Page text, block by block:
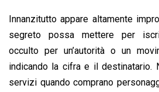
Innanzitutto appare altamente
segreto possa mettere per
occulto per un’autorità o un
indicando la cifra e il destinatario.
servizi quando comprano